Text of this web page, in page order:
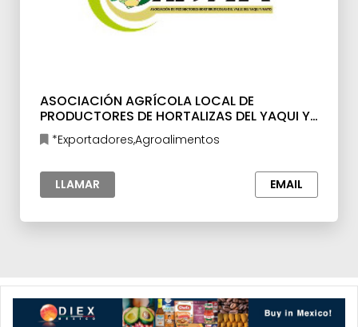
ASOCIACIÓN AGRÍCOLA LOCAL DE
PRODUCTORES DE HORTALIZAS DEL YAQUI Y
MAYO, A.C.
*Exportadores,Agroalimentos
LLAMAR EMAIL